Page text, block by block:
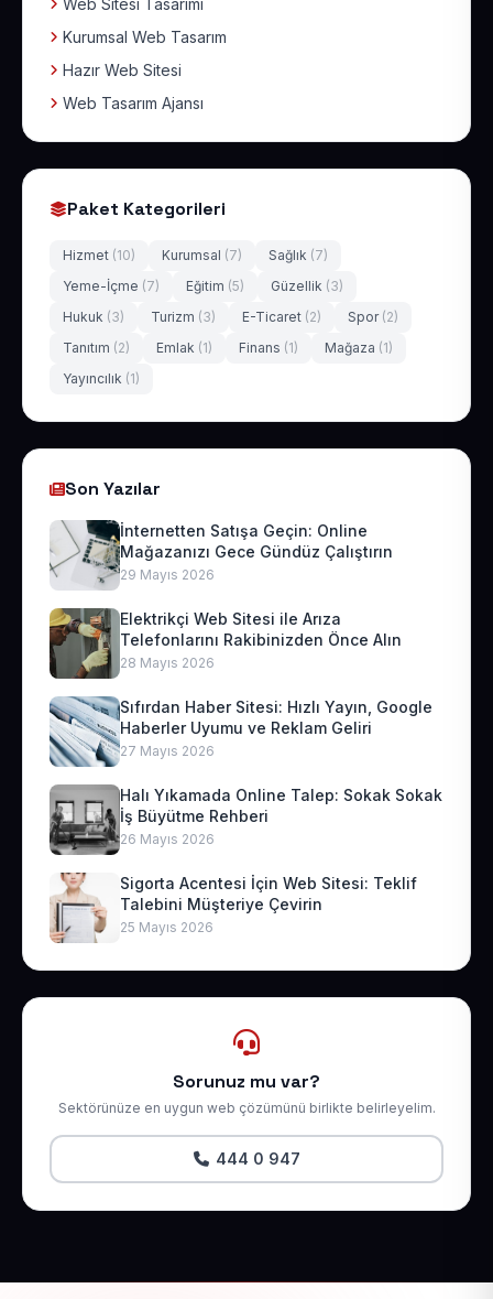
Web Sitesi Tasarımı
Kurumsal Web Tasarım
Hazır Web Sitesi
Web Tasarım Ajansı
Paket Kategorileri
Hizmet (10) Kurumsal (7) Sağlık (7)
Yeme-İçme (7) Eğitim (5) Güzellik (3)
Hukuk (3) Turizm (3) E-Ticaret (2) Spor (2)
Tanıtım (2) Emlak (1) Finans (1) Mağaza (1)
Yayıncılık (1)
Son Yazılar
İnternetten Satışa Geçin: Online
Mağazanızı Gece Gündüz Çalıştırın
29 Mayıs 2026
Elektrikçi Web Sitesi ile Arıza
Telefonlarını Rakibinizden Önce Alın
28 Mayıs 2026
Sıfırdan Haber Sitesi: Hızlı Yayın, Google
Haberler Uyumu ve Reklam Geliri
27 Mayıs 2026
Halı Yıkamada Online Talep: Sokak Sokak
İş Büyütme Rehberi
26 Mayıs 2026
Sigorta Acentesi İçin Web Sitesi: Teklif
Talebini Müşteriye Çevirin
25 Mayıs 2026
Sorunuz mu var?
Sektörünüze en uygun web çözümünü birlikte belirleyelim.
444 0 947